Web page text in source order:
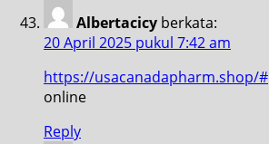
Albertacicy berkata:
20 April 2025 pukul 7:42 am
https://usacanadapharm.shop/#
online
Reply